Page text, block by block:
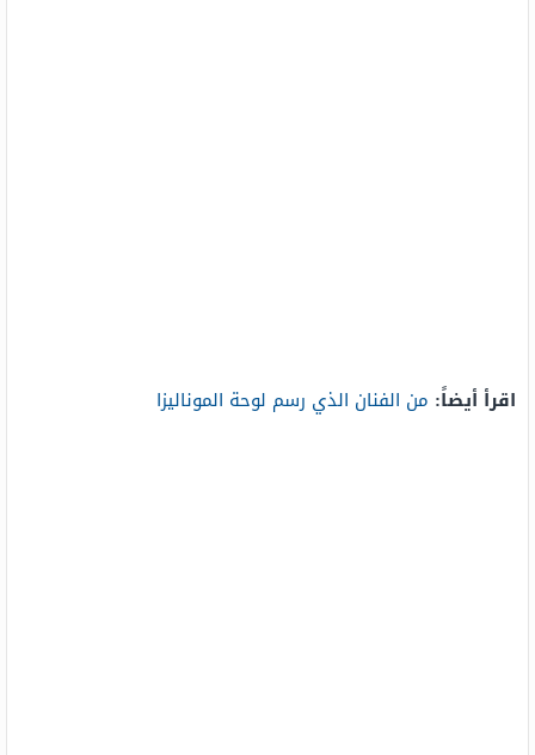
اقرأ أيضاً: من الفنان الذي رسم لوحة الموناليزا